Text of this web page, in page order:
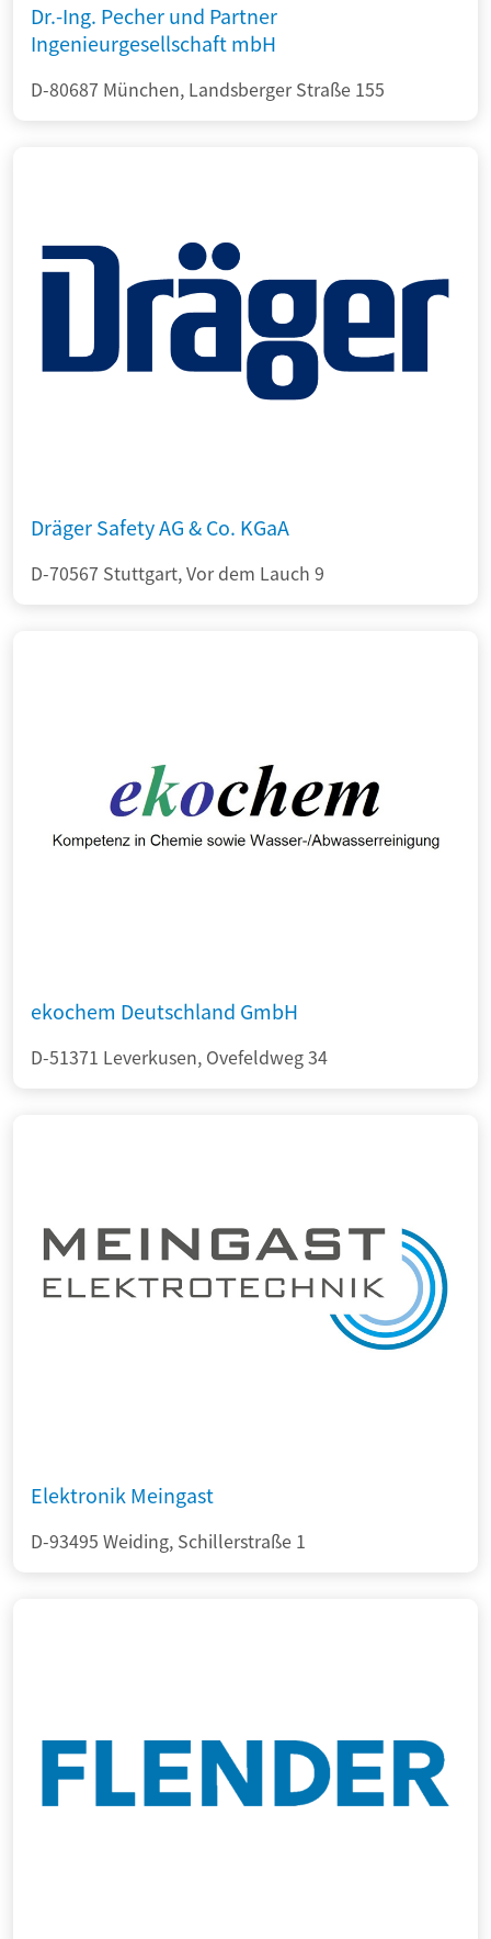
Dr.-Ing. Pecher und Partner
Ingenieurgesellschaft mbH
D-80687 München, Landsberger Straße 155
Dräger Safety AG & Co. KGaA
D-70567 Stuttgart, Vor dem Lauch 9
ekochem Deutschland GmbH
D-51371 Leverkusen, Ovefeldweg 34
Elektronik Meingast
D-93495 Weiding, Schillerstraße 1